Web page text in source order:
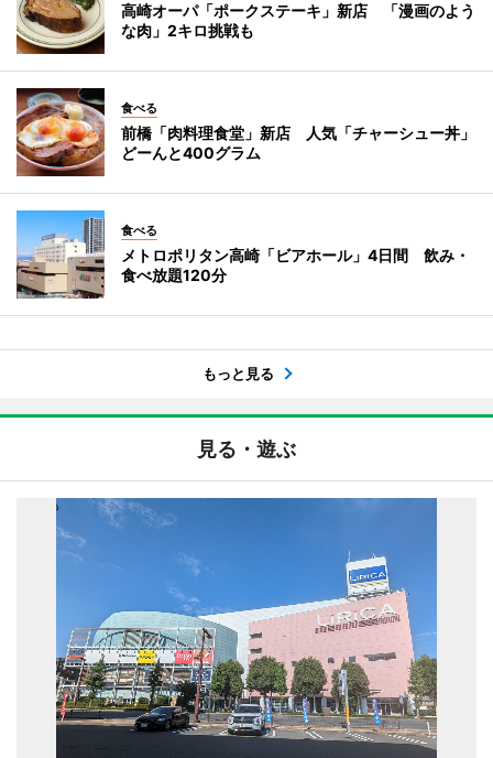
高崎オーパ「ポークステーキ」新店 「漫画のよう
な肉」2キロ挑戦も
食べる
前橋「肉料理食堂」新店 人気「チャーシュー丼」
どーんと400グラム
食べる
メトロポリタン高崎「ビアホール」4日間 飲み・
食べ放題120分
もっと見る
見る・遊ぶ